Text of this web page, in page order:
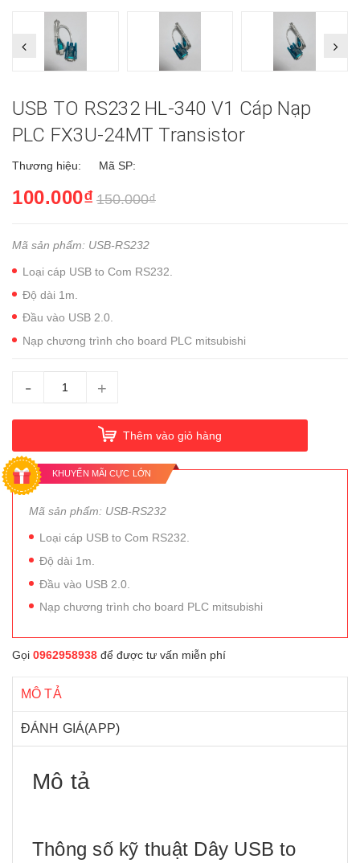
USB TO RS232 HL-340 V1 Cáp Nạp
PLC FX3U-24MT Transistor
Thương hiệu: Mã SP:
100.000₫ 150.000₫
Mã sản phẩm: USB-RS232
Loại cáp USB to Com RS232.
Độ dài 1m.
Đầu vào USB 2.0.
Nạp chương trình cho board PLC mitsubishi
- +
Thêm vào giỏ hàng
KHUYẾN MÃI CỰC LỚN
Mã sản phẩm: USB-RS232
Loại cáp USB to Com RS232.
Độ dài 1m.
Đầu vào USB 2.0.
Nạp chương trình cho board PLC mitsubishi
Gọi 0962958938 để được tư vấn miễn phí
MÔ TẢ
ĐÁNH GIÁ(APP)
Mô tả
Thông số kỹ thuật Dây USB to